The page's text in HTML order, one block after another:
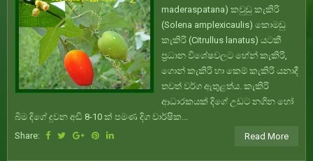
maderaspatana) කවුඩු කැකිරි
(Solena amplexicaulis) කොමඩු
කැකිරි (Citrullus lanatus) යටකී
ප්‍රධාන විශේෂවලට හේන් කැකිරි,
ගොන් කැකිරි හා කෙම් කැකිරි යනාදී
තවත් වර්ග ඇතුළත්ය. කැකිරි
ආධාරකයක් දිගේ උඩට නගින හෝ
බිම දිගේ දුවන අඩි 8-10 ක් පමණ දිග වාර්ෂික...
Share:
Read More